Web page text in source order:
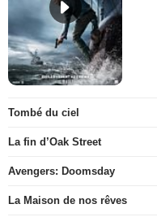
Tombé du ciel
La fin d’Oak Street
Avengers: Doomsday
La Maison de nos rêves